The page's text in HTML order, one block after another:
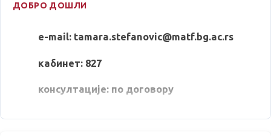
ДОБРО ДОШЛИ
e-mail: tamara.stefanovic@matf.bg.ac.rs
кабинет: 827
консултације: по договору